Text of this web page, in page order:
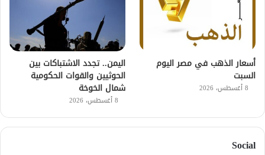
أسعار الذهب في مصر اليوم
السبت
8 أغسطس، 2026
اليمن.. تجدد الاشتباكات بين
الحوثيين والقوات الحكومية
شمال الخوخة
8 أغسطس، 2026
Social